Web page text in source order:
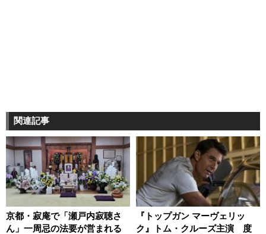
関連記事
京都・寂庵で「瀬戸内寂聴さ
ん」一周忌の法要が営まれる
『トップガン マーヴェリッ
ク』トム・クルーズ主演 度